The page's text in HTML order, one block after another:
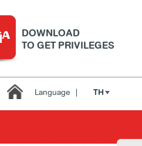
DOWNLOAD
TO GET PRIVILEGES
Language | TH
กีฬา
ซูเปอร์มาร์เก็ต